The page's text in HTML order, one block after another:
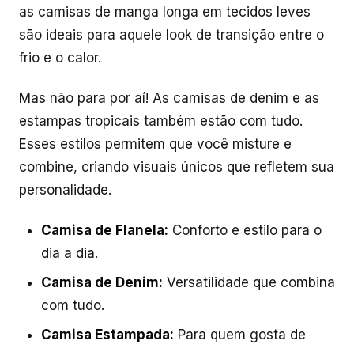
as camisas de manga longa em tecidos leves
são ideais para aquele look de transição entre o
frio e o calor.
Mas não para por aí! As camisas de denim e as
estampas tropicais também estão com tudo.
Esses estilos permitem que você misture e
combine, criando visuais únicos que refletem sua
personalidade.
Camisa de Flanela: Conforto e estilo para o
dia a dia.
Camisa de Denim: Versatilidade que combina
com tudo.
Camisa Estampada: Para quem gosta de